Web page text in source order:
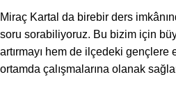
Miraç Kartal da birebir ders
soru sorabiliyoruz. Bu bizim için
artırmayı hem de ilçedeki gençlere
ortamda çalışmalarına olanak